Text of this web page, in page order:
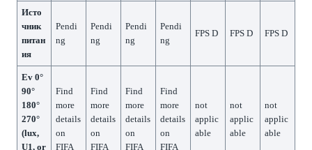
Исто
чник
питан
ия
Pendi
ng
Pendi
ng
Pendi
ng
Pendi
ng
FPS D FPS D FPS D
Ev 0°
90°
180°
270°
(lux,
U1, or
Find
more
details
on
FIFA
Find
more
details
on
FIFA
Find
more
details
on
FIFA
Find
more
details
on
FIFA
not
applic
able
not
applic
able
not
applic
able